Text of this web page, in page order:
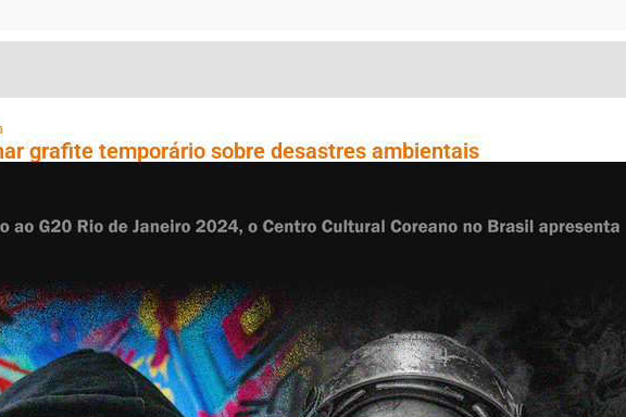
grafite temporário sobre desastres ambientais